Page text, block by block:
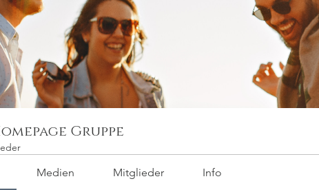
Gruppe
Medien Mitglieder Info